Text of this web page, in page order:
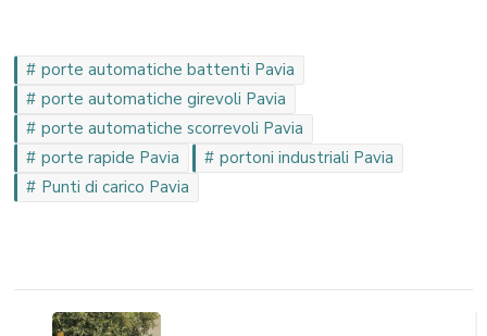
porte automatiche battenti Pavia
porte automatiche girevoli Pavia
porte automatiche scorrevoli Pavia
porte rapide Pavia
portoni industriali Pavia
Punti di carico Pavia
Navigazione